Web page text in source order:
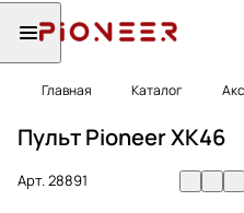
Главная Каталог
Пульт Pioneer XK46
Арт.28891